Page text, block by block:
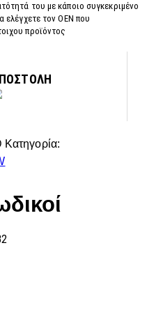
του με κάποιο συγκεκριμένο
ελέγχετε τον OEN που
προϊόντος
Κατηγορία: